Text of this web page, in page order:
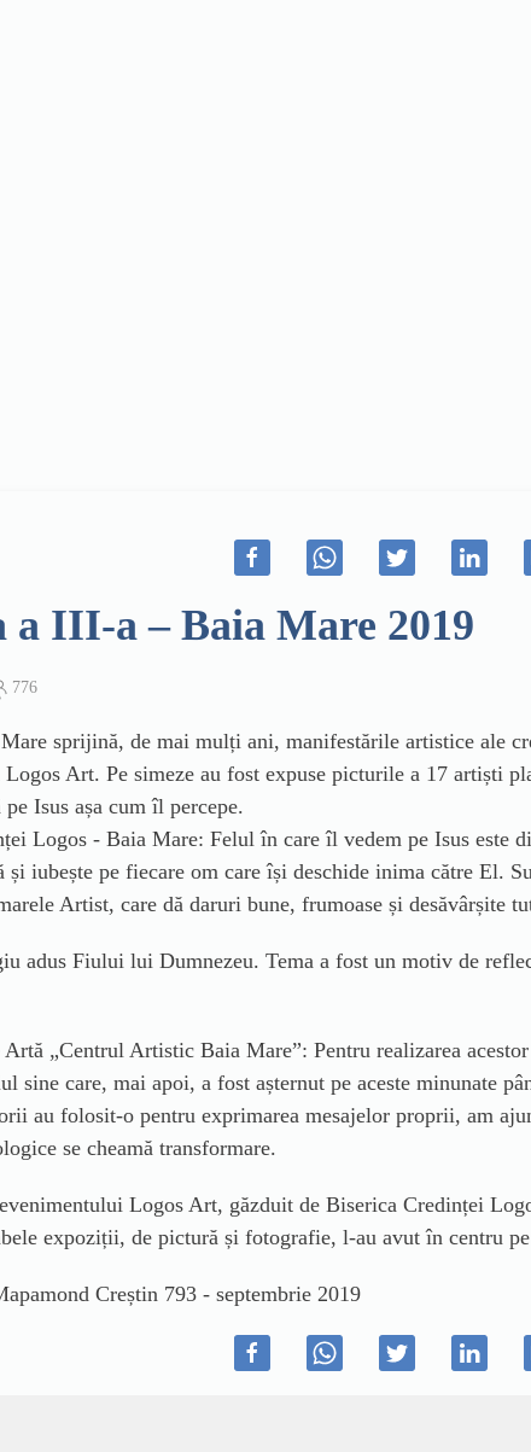
a III-a – Baia Mare 2019
776
sprijină, de mai mulți ani, manifestările artistice ale
Art. Pe simeze au fost expuse picturile a 17 artiști
Isus așa cum îl percepe.
Logos - Baia Mare: Felul în care îl vedem pe Isus este
iubește pe fiecare om care își deschide inima către El.
Artist, care dă daruri bune, frumoase și desăvârșite
adus Fiului lui Dumnezeu. Tema a fost un motiv de
„Centrul Artistic Baia Mare”: Pentru realizarea
sine care, mai apoi, a fost așternut pe aceste minunate
au folosit-o pentru exprimarea mesajelor proprii, am
se cheamă transformare.
Logos Art, găzduit de Biserica Credinței
expoziții, de pictură și fotografie, l-au avut în centru
Creștin 793 - septembrie 2019